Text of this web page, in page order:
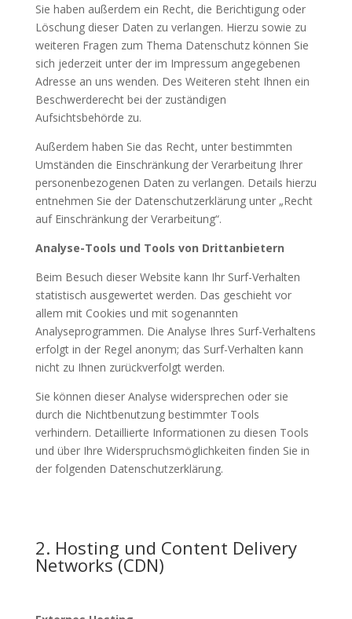
Sie haben außerdem ein Recht, die Berichtigung oder
Löschung dieser Daten zu verlangen. Hierzu sowie zu
weiteren Fragen zum Thema Datenschutz können Sie
sich jederzeit unter der im Impressum angegebenen
Adresse an uns wenden. Des Weiteren steht Ihnen ein
Beschwerderecht bei der zuständigen
Aufsichtsbehörde zu.
Außerdem haben Sie das Recht, unter bestimmten
Umständen die Einschränkung der Verarbeitung Ihrer
personenbezogenen Daten zu verlangen. Details hierzu
entnehmen Sie der Datenschutzerklärung unter „Recht
auf Einschränkung der Verarbeitung“.
Analyse-Tools und Tools von Drittanbietern
Beim Besuch dieser Website kann Ihr Surf-Verhalten
statistisch ausgewertet werden. Das geschieht vor
allem mit Cookies und mit sogenannten
Analyseprogrammen. Die Analyse Ihres Surf-Verhaltens
erfolgt in der Regel anonym; das Surf-Verhalten kann
nicht zu Ihnen zurückverfolgt werden.
Sie können dieser Analyse widersprechen oder sie
durch die Nichtbenutzung bestimmter Tools
verhindern. Detaillierte Informationen zu diesen Tools
und über Ihre Widerspruchsmöglichkeiten finden Sie in
der folgenden Datenschutzerklärung.
2. Hosting und Content Delivery
Networks (CDN)